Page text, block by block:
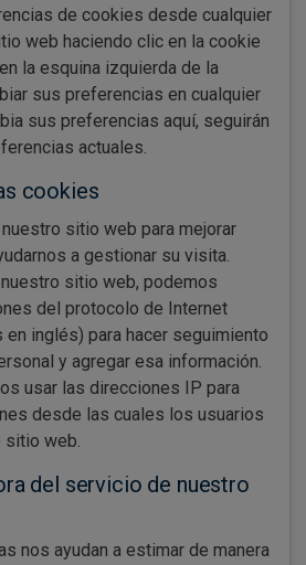
de cookies desde cualquier
web haciendo clic en la cookie
la esquina izquierda de la
sus preferencias en cualquier
sus preferencias aquí, seguirán
actuales.
cookies
sitio web para mejorar
a gestionar su visita.
sitio web, podemos
del protocolo de Internet
inglés) para hacer seguimiento
y agregar esa información.
usar las direcciones IP para
desde las cuales los usuarios
sitio web.
del servicio de nuestro
nos ayudan a estimar de manera